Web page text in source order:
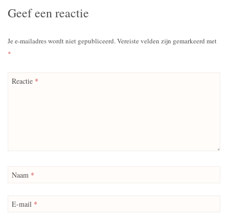
Geef een reactie
Je e-mailadres wordt niet gepubliceerd.Vereiste velden zijn gemarkeerd met
*
Reactie *
Naam *
E-mail *